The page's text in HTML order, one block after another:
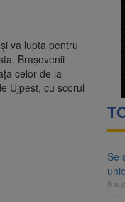
accident. Două
în toată țara, aceeași
va lupta pentru
Brașovenii
celor de la
Ujpest, cu scorul
Se
8